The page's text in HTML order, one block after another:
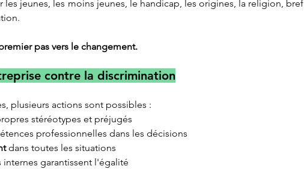
les jeunes, les moins jeunes, le handicap, les origines, la religion, bref
pas vers le changement.
contre la discrimination
plusieurs actions sont possibles :
stéréotypes et préjugés
professionnelles dans les décisions
dans toutes les situations
internes garantissent l'égalité